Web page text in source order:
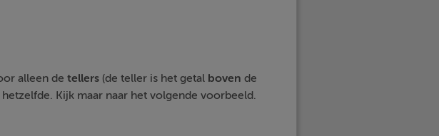
alleen de tellers(de teller is het getal boven de
Kijk maar naar het volgende voorbeeld.